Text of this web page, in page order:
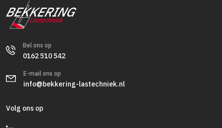
Bel ons op
0162 510 542
E-mail ons op
info@bekkering-lastechniek.nl
Volg ons op